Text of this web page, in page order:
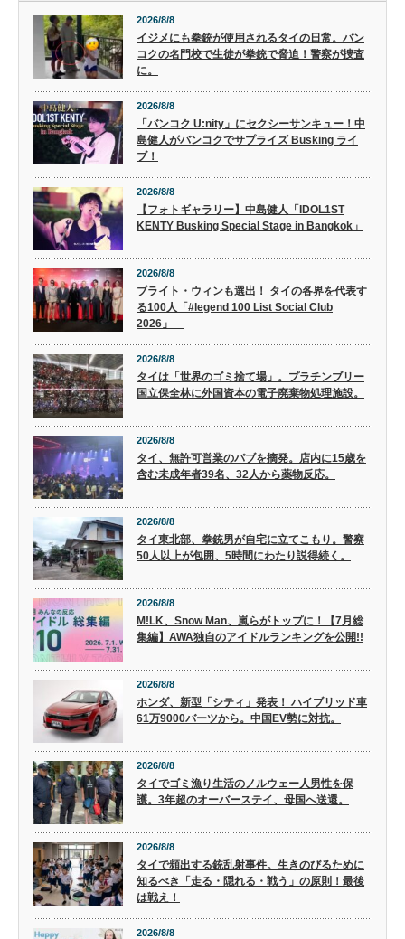
2026/8/8
イジメにも拳銃が使用されるタイの日常。バン
コクの名門校で生徒が拳銃で脅迫！警察が捜査
に。
2026/8/8
「バンコク U:nity」にセクシーサンキュー！中
島健人がバンコクでサプライズ Busking ライ
ブ！
2026/8/8
【フォトギャラリー】中島健人「IDOL1ST
KENTY Busking Special Stage in Bangkok」
2026/8/8
ブライト・ウィンも選出！ タイの各界を代表す
る100人「#legend 100 List Social Club
2026」
2026/8/8
タイは「世界のゴミ捨て場」。プラチンブリー
国立保全林に外国資本の電子廃棄物処理施設。
2026/8/8
タイ、無許可営業のパブを摘発。店内に15歳を
含む未成年者39名、32人から薬物反応。
2026/8/8
タイ東北部、拳銃男が自宅に立てこもり。警察
50人以上が包囲、5時間にわたり説得続く。
2026/8/8
M!LK、Snow Man、嵐らがトップに！【7月総
集編】AWA独自のアイドルランキングを公開!!
2026/8/8
ホンダ、新型「シティ」発表！ ハイブリッド車
61万9000バーツから。中国EV勢に対抗。
2026/8/8
タイでゴミ漁り生活のノルウェー人男性を保
護。3年超のオーバーステイ、母国へ送還。
2026/8/8
タイで頻出する銃乱射事件。生きのびるために
知るべき「走る・隠れる・戦う」の原則！最後
は戦え！
2026/8/8